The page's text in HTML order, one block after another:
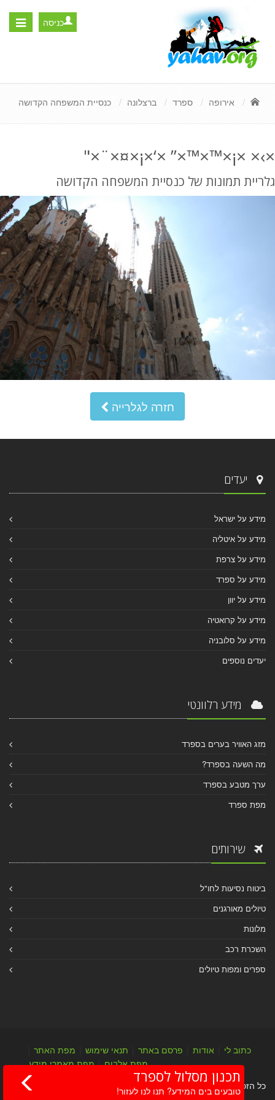
Toggle
כניסה
אירופה ספרד ברצלונה כנסיית המשפחה הקדושה
×›× ×¡×™×™×” ×‘×¡×¤×¨×"
גלריית תמונות של כנסיית המשפחה הקדושה
חזרה לגלרייה
יעדים
מידע על ישראל
מידע על איטליה
מידע על צרפת
מידע על ספרד
מידע על יוון
מידע על קרואטיה
מידע על סלובניה
יעדים נוספים
מידע רלוונטי
מזג האוויר בערים בספרד
מה השעה בספרד?
ערך מטבע בספרד
מפת ספרד
שירותים
ביטוח נסיעות לחו"ל
טיולים מאורגנים
מלונות
השכרת רכב
ספרים ומפות טיולים
כתוב לי אודות פרסם באתר תנאי שימוש מפת האתר
מפת אלבום|מפת מאמרי מידע
כל הזכויות שמורות לערן יהב © 2004-2026
תכנון מסלול לספרד
טובעים בים המידע? תנו לנו לעזור!